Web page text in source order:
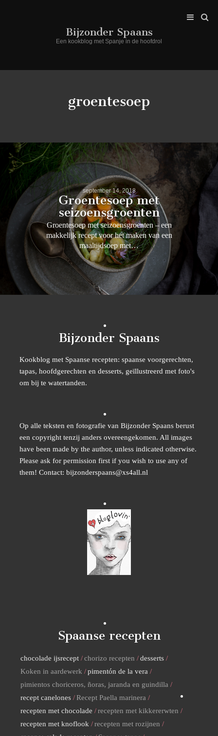
Bijzonder Spaans
Een kookblog met Spanje in de hoofdrol
groentesoep
september 14, 2018
Groentesoep met
seizoensgroenten
Groentesoep met seizoensgroenten – een
makkelijk recept voor het maken van een
maaltijdsoep met…
Bijzonder Spaans
Kookblog met Spaanse recepten: spaanse voorgerechten,
tapas, hoofdgerechten en desserts, geïllustreerd met foto's
om bij te watertanden.
Op alle teksten en fotografie van Bijzonder Spaans berust
een copyright tenzij anders overeengekomen. All images
have been made by the author, unless indicated otherwise.
Please ask for permission first if you wish to use any of
them! Contact: bijzonderspaans@xs4all.nl
Spaanse recepten
chocolade ijsrecept chorizo recepten
desserts
Koken in aardewerk
pimentón de la vera
pimientos choriceros, ñoras, jaranda en guindilla
recept canelones
Recept Paella marinera
recepten met chocolade
recepten met kikkererwten
recepten met knoflook
recepten met rozijnen